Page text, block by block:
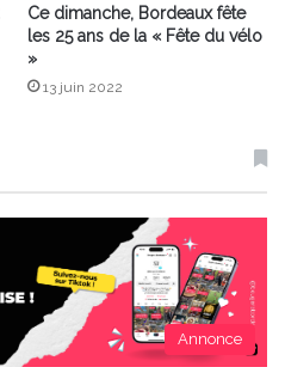
Ce dimanche, Bordeaux fête
les 25 ans de la « Fête du vélo
»
13 juin 2022
Annonce